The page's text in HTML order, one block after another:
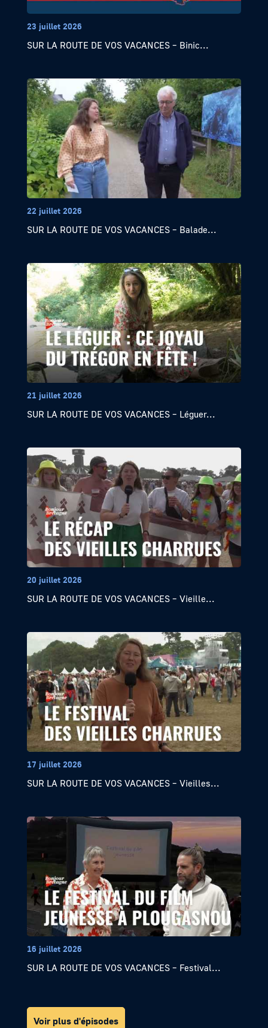
23 juillet 2026
SUR LA ROUTE DE VOS VACANCES – Binic...
22 juillet 2026
SUR LA ROUTE DE VOS VACANCES – Balade...
21 juillet 2026
SUR LA ROUTE DE VOS VACANCES – Léguer...
20 juillet 2026
SUR LA ROUTE DE VOS VACANCES – Vieille...
17 juillet 2026
SUR LA ROUTE DE VOS VACANCES – Vieilles...
16 juillet 2026
SUR LA ROUTE DE VOS VACANCES – Festival...
Voir plus d'épisodes